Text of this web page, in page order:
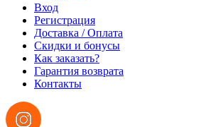
Вход
Регистрация
Доставка / Оплата
Скидки и бонусы
Как заказать?
Гарантия возврата
Контакты